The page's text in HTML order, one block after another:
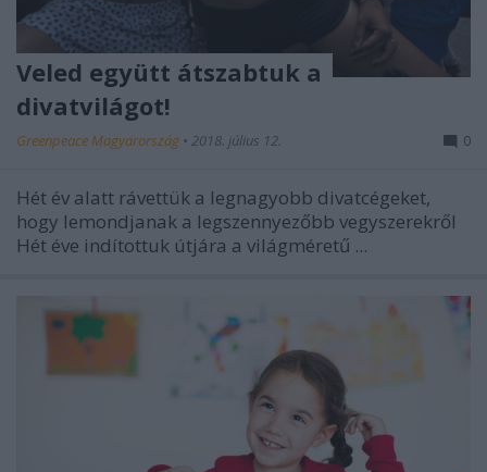
Veled együtt átszabtuk a
divatvilágot!
Greenpeace Magyarország • 2018. július 12. 0
Hét év alatt rávettük a legnagyobb divatcégeket,
hogy lemondjanak a legszennyezőbb vegyszerekről
Hét éve indítottuk útjára a világméretű ...